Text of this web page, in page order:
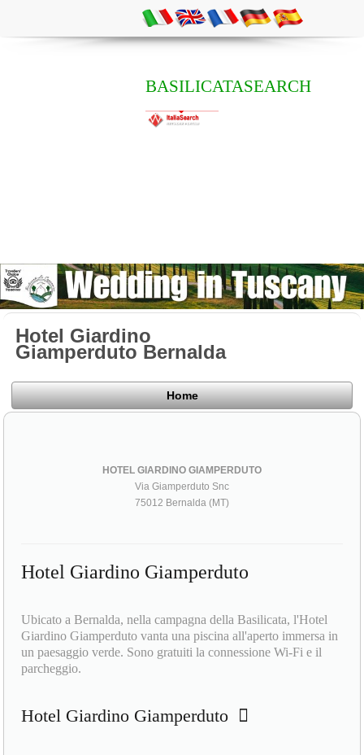
BASILICATASEARCH
Hotel Giardino
Giamperduto Bernalda
Home
HOTEL GIARDINO GIAMPERDUTO
Via Giamperduto Snc
75012 Bernalda (MT)
Hotel Giardino Giamperduto
Ubicato a Bernalda, nella campagna della Basilicata, l'Hotel
Giardino Giamperduto vanta una piscina all'aperto immersa in
un paesaggio verde. Sono gratuiti la connessione Wi-Fi e il
parcheggio.
Hotel Giardino Giamperduto